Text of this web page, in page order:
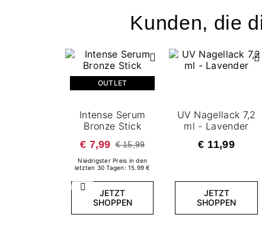
Kunden, die
Zurück
OUTLET
Intense Serum
Bronze Stick
€ 7,99 € 15,99
Niedrigster Preis in den
letzten 30 Tagen: 15.99 €
JETZT
SHOPPEN
UV Nagellack 7,2
ml - Lavender
€ 11,99
JETZT
SHOPPEN